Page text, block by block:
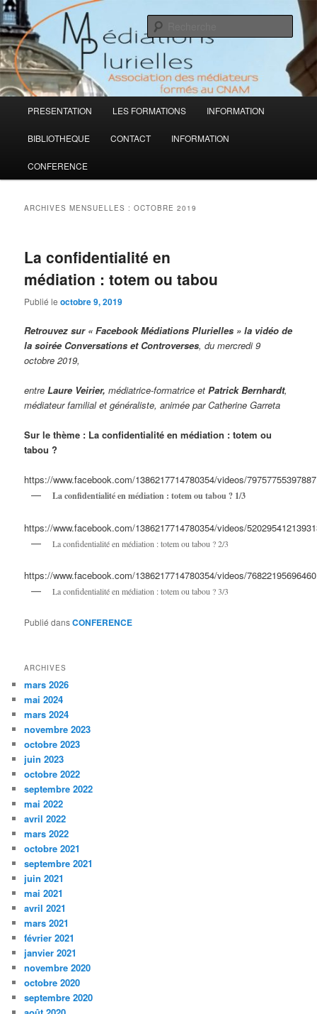
Aller
au
contenu
principal
Aller
au
contenu
secondaireAssociation des médiateurs formés
au CNAM
Médiations Plurielles
PRESENTATION LES FORMATIONS INFORMATION
BIBLIOTHEQUE CONTACT INFORMATION
CONFERENCE
ARCHIVES MENSUELLES :OCTOBRE 2019
La confidentialité en
médiation : totem ou tabou
Publié leoctobre 9, 2019
Retrouvez sur « Facebook Médiations Plurielles » la vidéo de
la soirée Conversations et Controverses, du mercredi 9
octobre 2019,
entreLaure Veirier, médiatrice-formatrice et Patrick Bernhardt,
médiateur familial et généraliste, animée par Catherine Garreta
Sur le thème : La confidentialité en médiation : totem ou
tabou ?
https://www.facebook.com/1386217714780354/videos/
La confidentialité en médiation : totem ou tabou ? 1/3
https://www.facebook.com/1386217714780354/videos/
La confidentialité en médiation : totem ou tabou ? 2/3
https://www.facebook.com/1386217714780354/videos/
La confidentialité en médiation : totem ou tabou ? 3/3
Publié dansCONFERENCE
ARCHIVES
mars 2026
mai 2024
mars 2024
novembre 2023
octobre 2023
juin 2023
octobre 2022
septembre 2022
mai 2022
avril 2022
mars 2022
octobre 2021
septembre 2021
juin 2021
mai 2021
avril 2021
mars 2021
février 2021
janvier 2021
novembre 2020
octobre 2020
septembre 2020